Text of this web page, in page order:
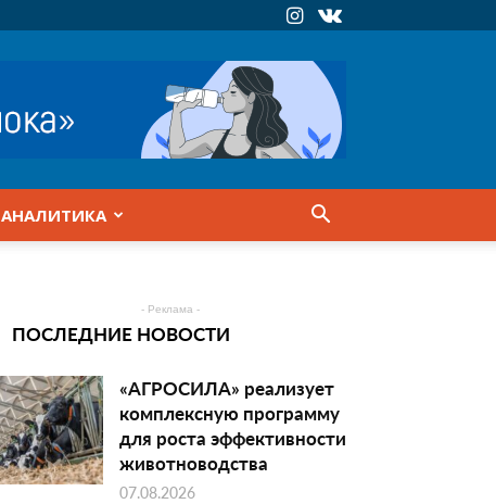
АНАЛИТИКА
- Реклама -
ПОСЛЕДНИЕ НОВОСТИ
«АГРОСИЛА» реализует
комплексную программу
для роста эффективности
животноводства
07.08.2026